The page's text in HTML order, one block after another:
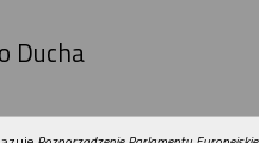
Ducha